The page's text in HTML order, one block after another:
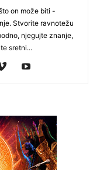
on može biti -
Stvorite ravnotežu
njegujte znanje,
sretni...